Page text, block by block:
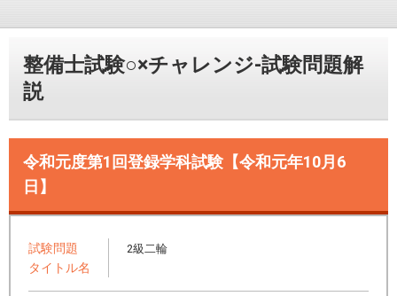
整備士試験○×チャレンジ-試験問題解
説
令和元度第1回登録学科試験【令和元年10月6
日】
試験問題
タイトル名
2級二輪